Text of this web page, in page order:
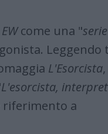
EWcome una "
Leggendo
L'Esorcista
L'esorcista,
riferimento a